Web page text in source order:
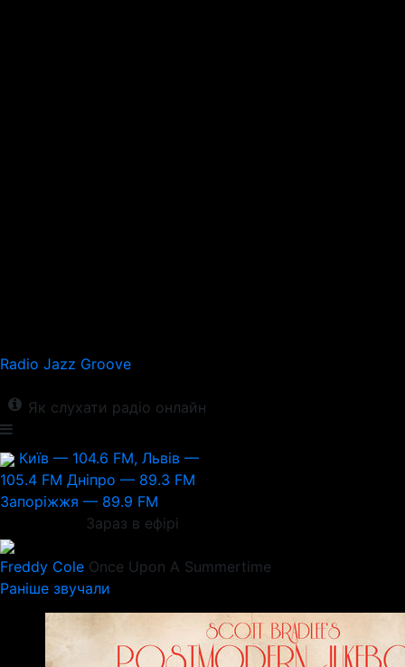
Radio Jazz Groove
Як слухати радіо онлайн
Київ — 104.6 FM, Львів —
105.4 FM Дніпро — 89.3 FM
Запоріжжя — 89.9 FM
Зараз в ефірі
Freddy Cole Once Upon A Summertime
Раніше звучали